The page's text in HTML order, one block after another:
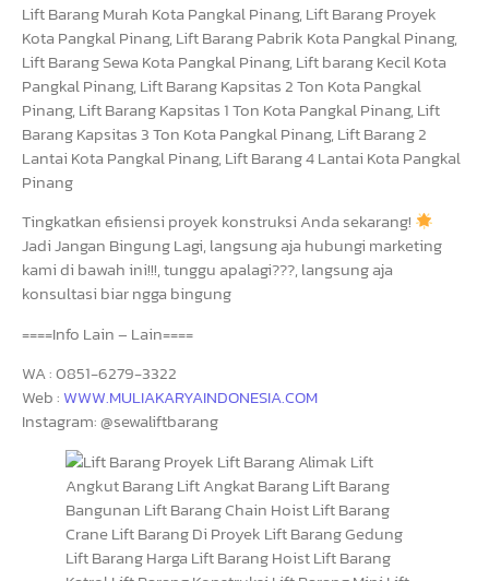
Lift Barang Murah Kota Pangkal Pinang, Lift Barang Proyek
Kota Pangkal Pinang, Lift Barang Pabrik Kota Pangkal Pinang,
Lift Barang Sewa Kota Pangkal Pinang, Lift barang Kecil Kota
Pangkal Pinang, Lift Barang Kapsitas 2 Ton Kota Pangkal
Pinang, Lift Barang Kapsitas 1 Ton Kota Pangkal Pinang, Lift
Barang Kapsitas 3 Ton Kota Pangkal Pinang, Lift Barang 2
Lantai Kota Pangkal Pinang, Lift Barang 4 Lantai Kota Pangkal
Pinang
Tingkatkan efisiensi proyek konstruksi Anda sekarang!
Jadi Jangan Bingung Lagi, langsung aja hubungi marketing
kami di bawah ini!!!, tunggu apalagi???, langsung aja
konsultasi biar ngga bingung
====Info Lain – Lain====
WA : 0851-6279-3322
Web : WWW.MULIAKARYAINDONESIA.COM
Instagram: @sewaliftbarang